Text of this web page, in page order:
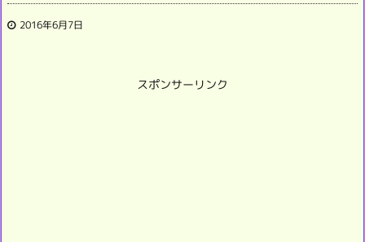
2016年6月7日
スポンサーリンク